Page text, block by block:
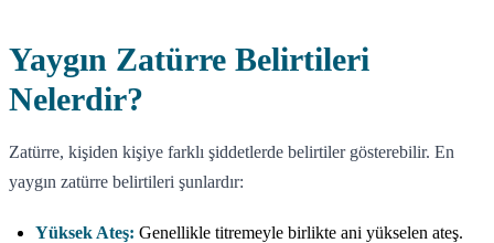
Yaygın Zatürre Belirtileri
Nelerdir?
Zatürre, kişiden kişiye farklı şiddetlerde belirtiler gösterebilir. En
yaygın zatürre belirtileri şunlardır:
Yüksek Ateş: Genellikle titremeyle birlikte ani yükselen ateş.